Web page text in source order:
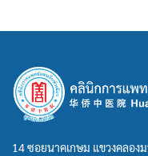
14 ซอยนาคเกษม แขวงคลอง